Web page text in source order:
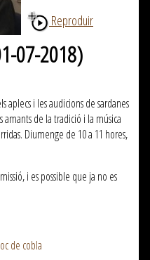
Reproduir
07-2018)
aplecs i les audicions de sardanes
amants de la tradició i la música
Diumenge de 10 a 11 hores,
i es possible que ja no es
de cobla